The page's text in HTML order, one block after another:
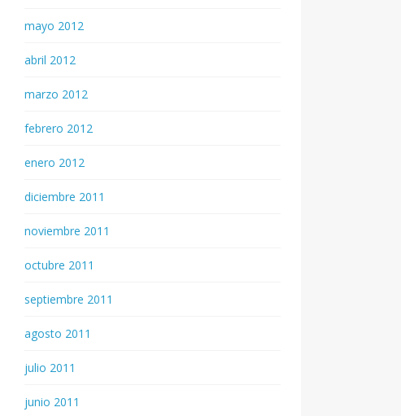
mayo 2012
abril 2012
marzo 2012
febrero 2012
enero 2012
diciembre 2011
noviembre 2011
octubre 2011
septiembre 2011
agosto 2011
julio 2011
junio 2011